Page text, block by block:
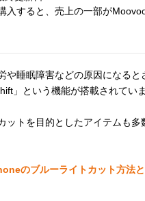
すると、売上の一部が
や睡眠障害などの原因になると
」という機能が搭載されていま
ットを目的としたアイテムも
のブルーライトカット方法